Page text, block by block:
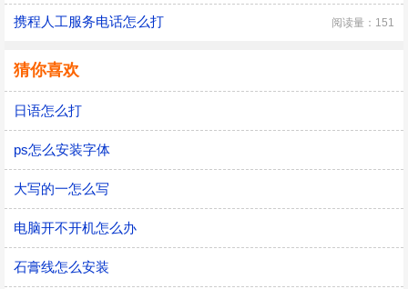
携程人工服务电话怎么打 阅读量：151
猜你喜欢
日语怎么打
ps怎么安装字体
大写的一怎么写
电脑开不开机怎么办
石膏线怎么安装